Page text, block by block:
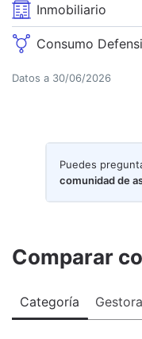
Inmobiliario
Consumo
Datos a 30/06/2026
Puedes
comunidad de
Comparar
Categoría Gestora